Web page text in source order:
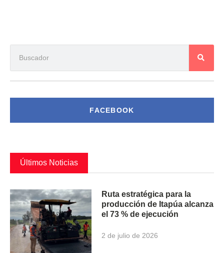
FACEBOOK
Últimos Noticias
Ruta estratégica para la
producción de Itapúa alcanza
el 73 % de ejecución
2 de julio de 2026